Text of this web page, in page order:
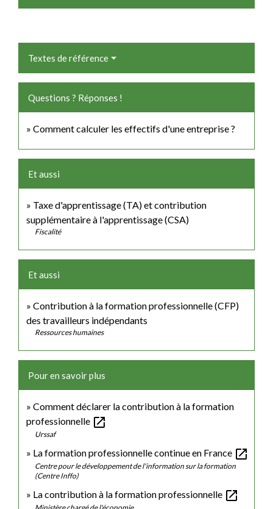
Textes de référence
Questions ? Réponses !
Comment calculer les effectifs d'une entreprise ?
Et aussi
Taxe d'apprentissage (TA) et contribution
supplémentaire à l'apprentissage (CSA)
Fiscalité
Et aussi
Contribution à la formation professionnelle (CFP)
des travailleurs indépendants
Ressources humaines
Pour en savoir plus
Comment déclarer la contribution à la formation
professionnelle open_in_new
Urssaf
La formation professionnelle continue en France open_in_new
Centre pour le développement de l'information sur la formation
(Centre Inffo)
La contribution à la formation professionnelle open_in_new